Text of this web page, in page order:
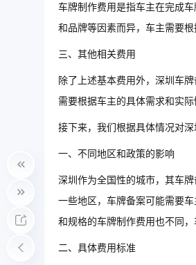
车牌制作费用是指车主在完成
和品牌等因素而异，车主需要
三、其他相关费用
除了上述基本费用外，深圳车
需要根据车主的具体需求和实际
接下来，我们根据具体情况对
一、不同地区和政策的影响
深圳作为全国性的城市，其车
一些地区，车牌备案可能需要
和规格的车牌制作费用也不同
二、具体费用标准